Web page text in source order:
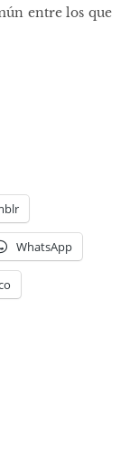
entre los que
WhatsApp